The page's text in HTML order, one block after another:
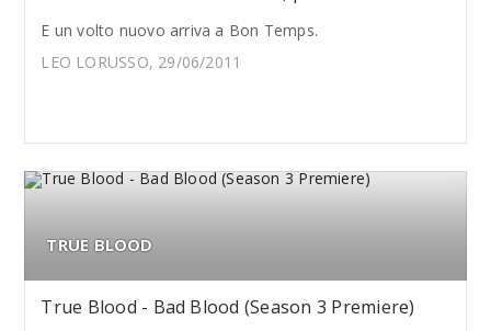
E un volto nuovo arriva a Bon Temps.
LEO LORUSSO, 29/06/2011
TRUE BLOOD
True Blood - Bad Blood (Season 3 Premiere)